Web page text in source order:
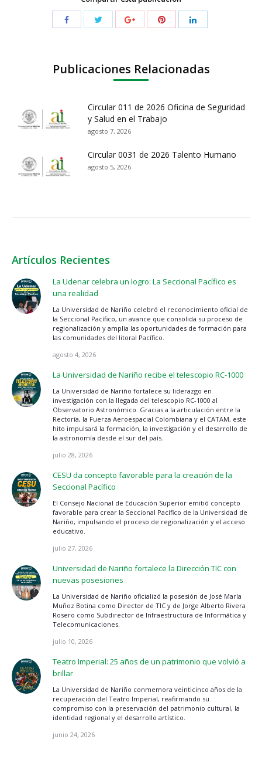
Publicaciones Relacionadas
Circular 011 de 2026 Oficina de Seguridad
y Salud en el Trabajo
agosto 7, 2026
Circular 0031 de 2026 Talento Humano
agosto 5, 2026
Artículos Recientes
La Udenar celebra un logro: La Seccional Pacífico es
una realidad
La Universidad de Nariño celebró el reconocimiento oficial de
la Seccional Pacífico, un avance que consolida su proceso de
regionalización y amplía las oportunidades de formación para
las comunidades del litoral Pacífico.
agosto 4, 2026
La Universidad de Nariño recibe el telescopio RC-1000
La Universidad de Nariño fortalece su liderazgo en
investigación con la llegada del telescopio RC-1000 al
Observatorio Astronómico. Gracias a la articulación entre la
Rectoría, la Fuerza Aeroespacial Colombiana y el CATAM, este
hito impulsará la formación, la investigación y el desarrollo de
la astronomía desde el sur del país.
julio 28, 2026
CESU da concepto favorable para la creación de la
Seccional Pacífico
El Consejo Nacional de Educación Superior emitió concepto
favorable para crear la Seccional Pacífico de la Universidad de
Nariño, impulsando el proceso de regionalización y el acceso
educativo.
julio 27, 2026
Universidad de Nariño fortalece la Dirección TIC con
nuevas posesiones
La Universidad de Nariño oficializó la posesión de José María
Muñoz Botina como Director de TIC y de Jorge Alberto Rivera
Rosero como Subdirector de Infraestructura de Informática y
Telecomunicaciones.
julio 10, 2026
Teatro Imperial: 25 años de un patrimonio que volvió a
brillar
La Universidad de Nariño conmemora veinticinco años de la
recuperación del Teatro Imperial, reafirmando su
compromiso con la preservación del patrimonio cultural, la
identidad regional y el desarrollo artístico.
junio 24, 2026